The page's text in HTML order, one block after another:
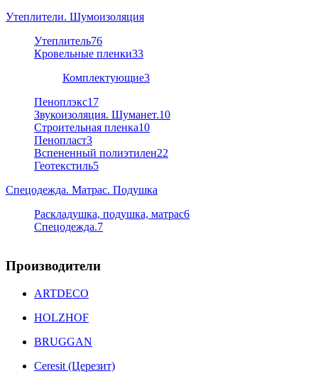
Утеплители. Шумоизоляция
Утеплитель76
Кровельные пленки33
Комплектующие3
Пеноплэкс17
Звукоизоляция. Шуманет.10
Строительная пленка10
Пенопласт3
Вспененный полиэтилен22
Геотекстиль5
Спецодежда. Матрас. Подушка
Раскладушка, подушка, матрас6
Спецодежда.7
Производители
ARTDECO
HOLZHOF
BRUGGAN
Ceresit (Церезит)